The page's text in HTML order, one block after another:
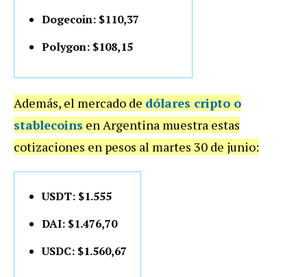
Dogecoin: $110,37
Polygon: $108,15
Además, el mercado de dólares cripto o
stablecoins en Argentina muestra estas
cotizaciones en pesos al martes 30 de junio:
USDT: $1.555
DAI: $1.476,70
USDC: $1.560,67